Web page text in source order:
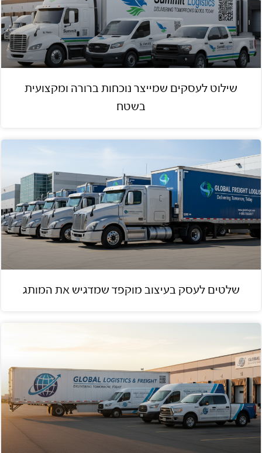
שילוט לעסקים שמייצר נוכחות ברורה ומקצועית
בשטח
שלטים לעסק בעיצוב מוקפד שמדגיש את המותג